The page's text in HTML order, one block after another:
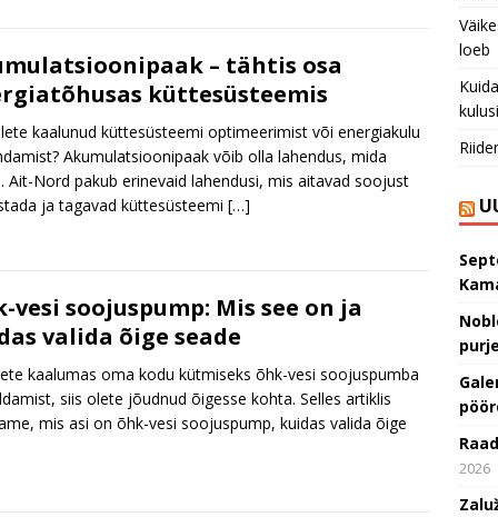
– tähtis osa
küttesüsteemis
kaalunud küttesüsteemi optimeerimist või energiakulu
Akumulatsioonipaak võib olla lahendus, mida
Ait-Nord pakub erinevaid lahendusi, mis aitavad soojust
ja tagavad küttesüsteemi […]
vesi soojuspump: Mis see on ja
valida õige seade
kaalumas oma kodu kütmiseks õhk-vesi soojuspumba
siis olete jõudnud õigesse kohta. Selles artiklis
mis asi on õhk-vesi soojuspump, kuidas valida õige
loeb
2026